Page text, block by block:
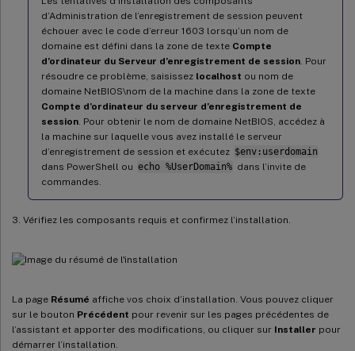
d’Administration de l’enregistrement de session peuvent
échouer avec le code d’erreur 1603 lorsqu’un nom de
domaine est défini dans la zone de texte Compte
d’ordinateur du Serveur d’enregistrement de session . Pour
résoudre ce problème, saisissez localhost ou nom de
domaine NetBIOS\nom de la machine dans la zone de texte
Compte d’ordinateur du serveur d’enregistrement de
session . Pour obtenir le nom de domaine NetBIOS, accédez à
la machine sur laquelle vous avez installé le serveur
d’enregistrement de session et exécutez $env:userdomain
dans PowerShell ou echo %UserDomain% dans l’invite de
commandes.
3. Vérifiez les composants requis et confirmez l’installation.
La page Résumé affiche vos choix d’installation. Vous pouvez cliquer
sur le bouton Précédent pour revenir sur les pages précédentes de
l’assistant et apporter des modifications, ou cliquer sur Installer pour
démarrer l’installation.